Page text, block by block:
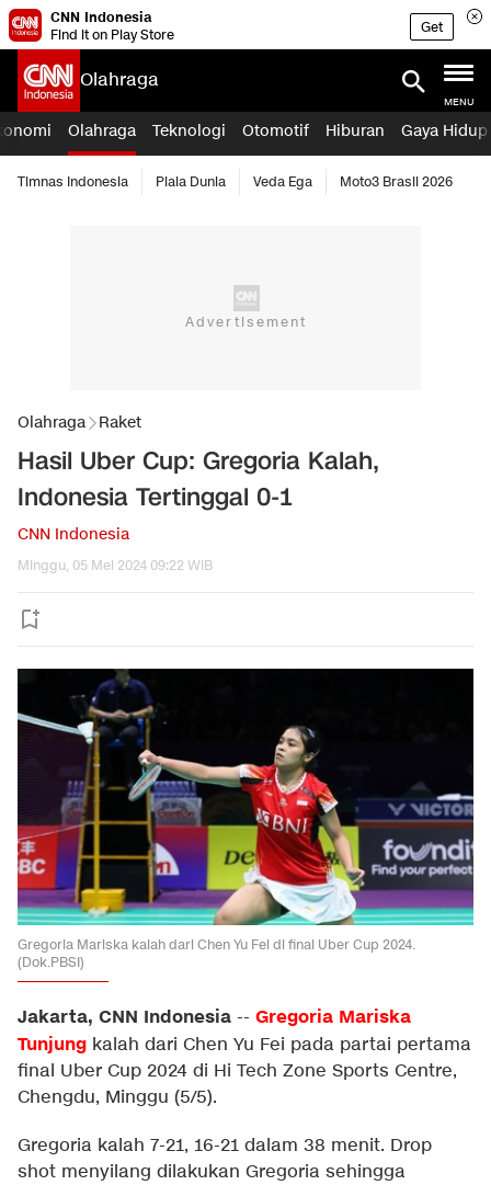
CNN Indonesia
Find it on Play Store
Get
Olahraga
MENU
Olahraga Teknologi Otomotif Hiburan Gaya Hidup
Timnas Indonesia Piala Dunia Veda Ega Moto3 Brasil 2026
Olahraga Raket
Hasil Uber Cup: Gregoria Kalah,
Indonesia Tertinggal 0-1
CNN Indonesia
Minggu, 05 Mei 2024 09:22 WIB
Gregoria Mariska kalah dari Chen Yu Fei di final Uber Cup 2024.
(Dok.PBSI)
Jakarta, CNN Indonesia -- Gregoria Mariska
Tunjung kalah dari Chen Yu Fei pada partai pertama
final Uber Cup 2024 di Hi Tech Zone Sports Centre,
Chengdu, Minggu (5/5).
Gregoria kalah 7-21, 16-21 dalam 38 menit. Drop
shot menyilang dilakukan Gregoria sehingga